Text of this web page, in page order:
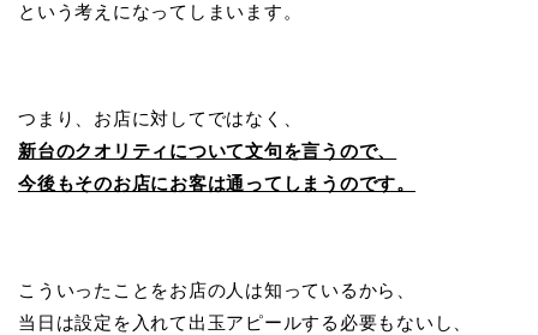
という考えになってしまいます。
つまり、お店に対してではなく、
新台のクオリティについて文句を言うので、
今後もそのお店にお客は通ってしまうのです。
こういったことをお店の人は知っているから、
当日は設定を入れて出玉アピールする必要もないし、